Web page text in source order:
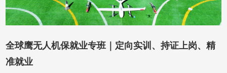
全球鹰无人机保就业专班｜定向实训、持证上岗、精
准就业